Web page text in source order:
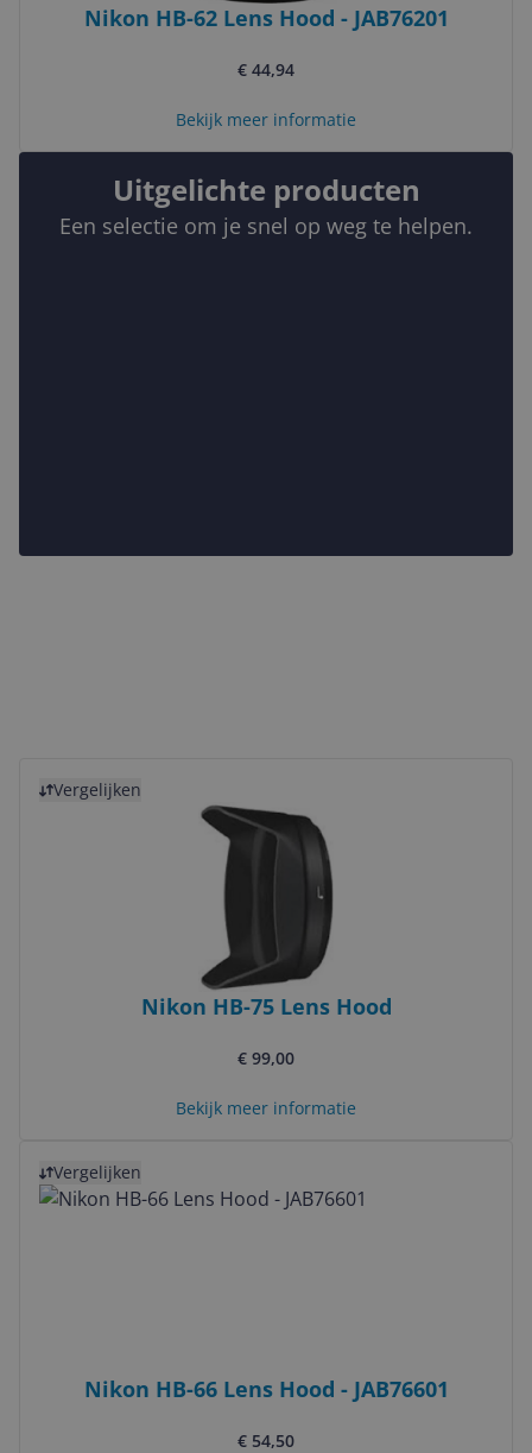
Nikon HB-62 Lens Hood - JAB76201
€ 44,94
Bekijk meer informatie
Uitgelichte producten
Een selectie om je snel op weg te helpen.
Vergelijken
Nikon HB-75 Lens Hood
€ 99,00
Bekijk meer informatie
Vergelijken
Nikon HB-66 Lens Hood - JAB76601
€ 54,50